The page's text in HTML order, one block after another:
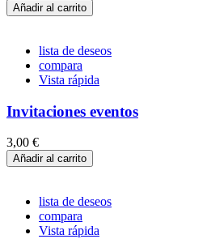
Añadir al carrito
lista de deseos
compara
Vista rápida
Invitaciones eventos
3,00 €
Añadir al carrito
lista de deseos
compara
Vista rápida